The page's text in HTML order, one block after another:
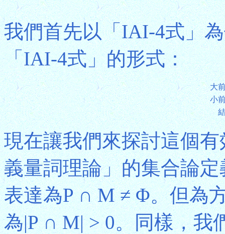
我們首先以「IAI-4式」
「IAI-4式」的形式：
大
小
現在讓我們來探討這個
義量詞理論」的集合論
表達為P ∩ M ≠ Φ。但為
為|P ∩ M| > 0。同樣，